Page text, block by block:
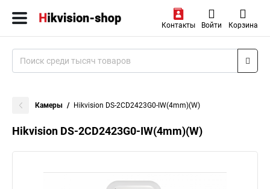
Контакты Войти Корзина
Камеры Hikvision DS-2CD2423G0-IW(4mm)(W)
Hikvision DS-2CD2423G0-IW(4mm)(W)